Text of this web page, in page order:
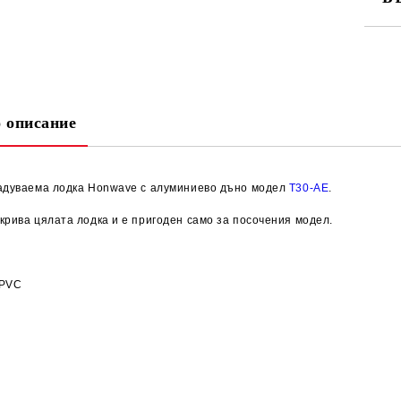
описание
лодка Honwave с алуминиево дъно модел T30-AE.
цялата лодка и е пригоден само за посочения модел.